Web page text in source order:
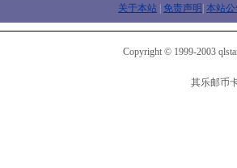
关于本站 免责声明 本站
Copyright © 1999-2003
其乐邮币